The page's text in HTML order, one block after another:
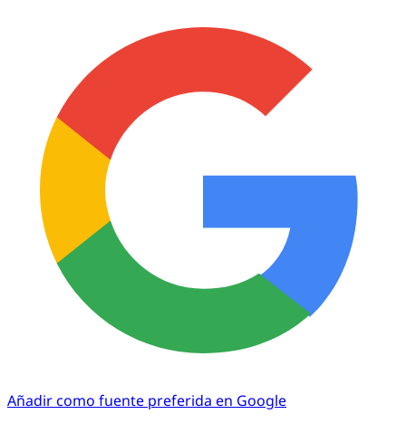
Añadir como fuente preferida en Google